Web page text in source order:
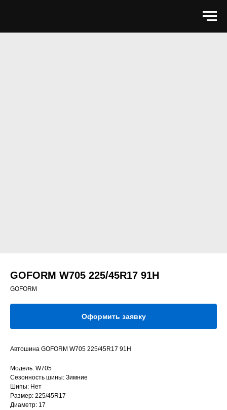
GOFORM W705 225/45R17 91H
GOFORM
Оформить заявку
Автошина GOFORM W705 225/45R17 91H
Модель: W705
Сезонность шины: Зимние
Шипы: Нет
Размер: 225/45R17
Диаметр: 17